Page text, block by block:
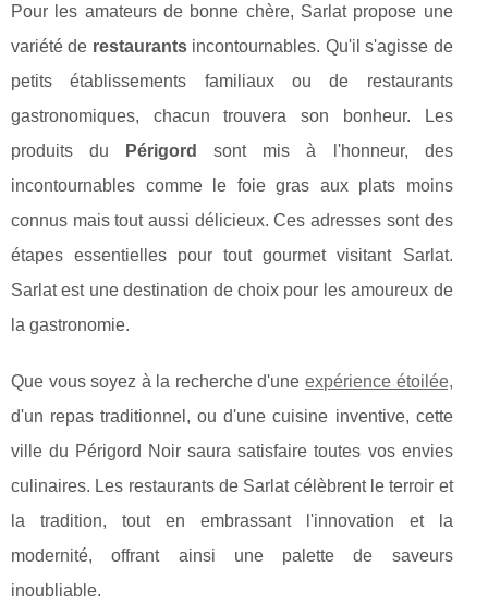
Pour les amateurs de bonne chère, Sarlat propose une
variété de restaurantsincontournables. Qu'il s'agisse de
petits établissements familiaux ou de restaurants
gastronomiques, chacun trouvera son bonheur. Les
produits du
Périgord
sont mis à l'honneur, des
incontournables comme le foie gras aux plats moins
connus mais tout aussi délicieux. Ces adresses sont des
étapes essentielles pour tout gourmet visitant Sarlat.
Sarlat est une destination de choix pour les amoureux de
la gastronomie.
Que vous soyez à la recherche d'uneexpérience étoilée,
d'un repas traditionnel, ou d'une cuisine inventive, cette
ville du Périgord Noir saura satisfaire toutes vos envies
culinaires. Les restaurants de Sarlat célèbrent le terroir et
la tradition, tout en embrassant l'innovation et la
modernité, offrant ainsi une palette de saveurs
inoubliable.